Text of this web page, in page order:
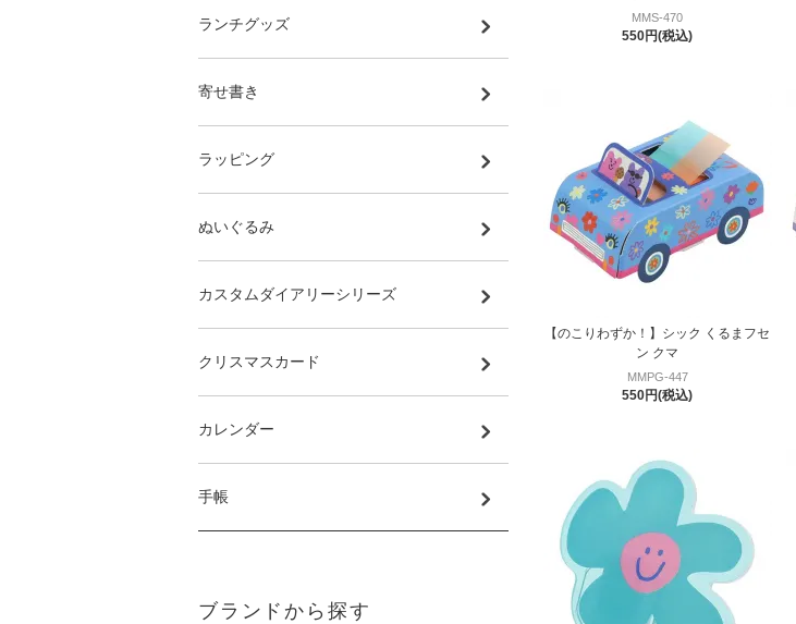
MMS-470
550円(税込)
【のこりわずか！】シック くるまフセ
ン クマ
MMPG-447
550円(税込)
ランチグッズ
寄せ書き
ラッピング
ぬいぐるみ
カスタムダイアリーシリーズ
クリスマスカード
カレンダー
手帳
ブランドから探す